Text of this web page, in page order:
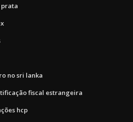
no sri lanka
fiscal estrangeira
hcp